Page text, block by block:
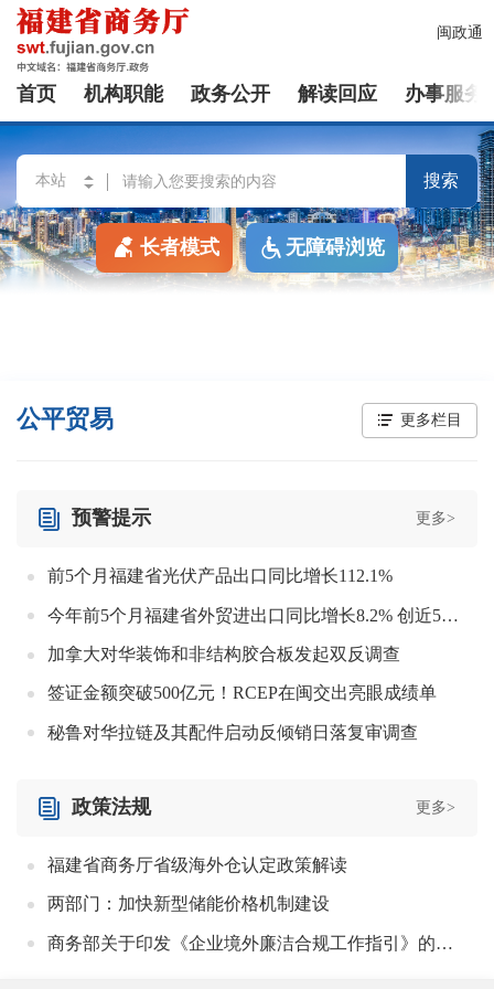
闽政通
首页 机构职能 政务公开 解读回应 办事服务
搜索
长者模式 无障碍浏览
公平贸易 更多栏目
预警提示 更多>
前5个月福建省光伏产品出口同比增长112.1%
今年前5个月福建省外贸进出口同比增长8.2% 创近5年来同期最高增速
加拿大对华装饰和‌非结构胶合板‌发起双反调查
签证金额突破500亿元！RCEP在闽交出亮眼成绩单
秘鲁对华拉链及其配件启动反倾销日落复审调查
政策法规 更多>
福建省商务厅省级海外仓认定政策解读
两部门：加快新型储能价格机制建设
商务部关于印发《企业境外廉洁合规工作指引》的通知